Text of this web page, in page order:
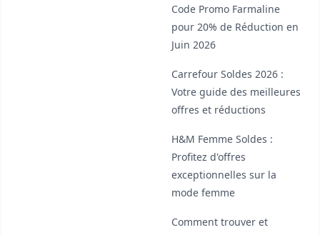
Code Promo Farmaline
pour 20% de Réduction en
Juin 2026
Carrefour Soldes 2026 :
Votre guide des meilleures
offres et réductions
H&M Femme Soldes :
Profitez d'offres
exceptionnelles sur la
mode femme
Comment trouver et